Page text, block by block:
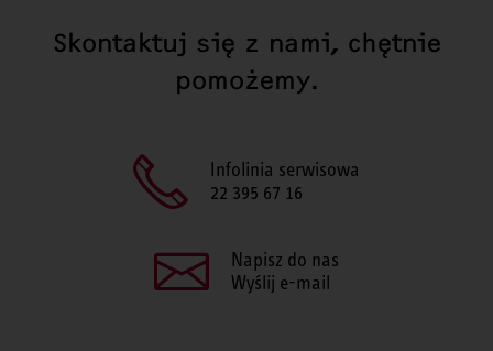
Skontaktuj się z nami, chętnie
pomożemy.
Infolinia serwisowa
22 395 67 16
Napisz do nas
Wyślij e-mail